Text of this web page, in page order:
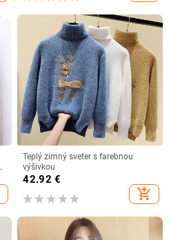
Teplý zimný sveter s farebnou
výšivkou
42.92 €
add_shopping_cart